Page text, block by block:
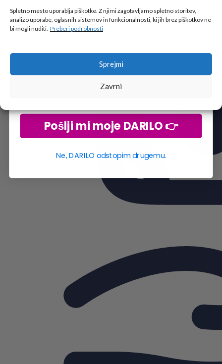
Spletno mesto uporablja piškotke. Z njimi zagotavljamo spletno storitev,
analizo uporabe, oglasnih sistemov in funkcionalnosti, ki jih brez piškotkov ne
bi mogli nuditi. Preberi podrobnosti
Sprejmi
Zavrni
🎁 DARILO
Vpiši podatke za prejem darila
Pošlji mi moje DARILO 👉
Ne, DARILO odstopim drugemu.